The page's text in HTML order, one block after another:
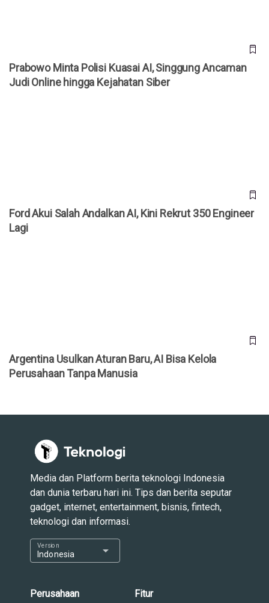
Prabowo Minta Polisi Kuasai AI, Singgung Ancaman
Judi Online hingga Kejahatan Siber
Ford Akui Salah Andalkan AI, Kini Rekrut 350 Engineer
Lagi
Argentina Usulkan Aturan Baru, AI Bisa Kelola
Perusahaan Tanpa Manusia
Media dan Platform berita teknologi Indonesia
dan dunia terbaru hari ini. Tips dan berita seputar
gadget, internet, entertainment, bisnis, fintech,
teknologi dan informasi.
Indonesia
Version arrow_drop_down
Perusahaan Fitur